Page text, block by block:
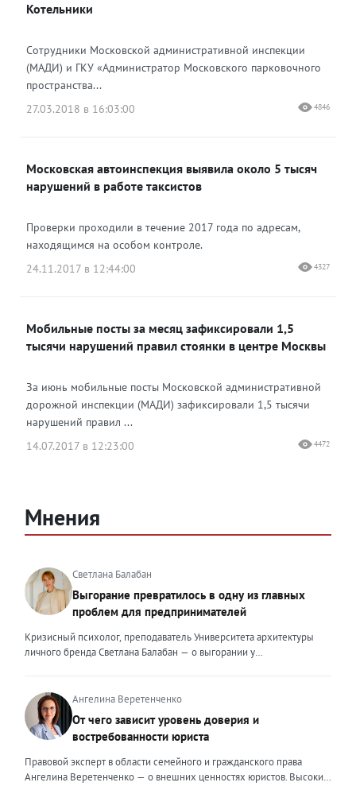
Котельники
Сотрудники Московской административной инспекции
(МАДИ) и ГКУ «Администратор Московского парковочного
пространства...
27.03.2018 в 16:03:00
4846
Московская автоинспекция выявила около 5 тысяч
нарушений в работе таксистов
Проверки проходили в течение 2017 года по адресам,
находящимся на особом контроле.
24.11.2017 в 12:44:00
4327
Мобильные посты за месяц зафиксировали 1,5
тысячи нарушений правил стоянки в центре Москвы
За июнь мобильные посты Московской административной
дорожной инспекции (МАДИ) зафиксировали 1,5 тысячи
нарушений правил ...
14.07.2017 в 12:23:00
4472
Мнения
Светлана Балабан
Выгорание превратилось в одну из главных
проблем для предпринимателей
Кризисный психолог, преподаватель Университета архитектуры
личного бренда Светлана Балабан — о выгорании у
проблемой, однако выгорание у предпринимателей заметно
отличается от выгорания у наёмных сотрудников. Наёмный
сотрудник может уйти на больничный или в отпуск, пожаловаться
на что-то начальству или сменить работу. Предприниматель — сам
себе начальник и основа системы. Если он устаёт, бизнес не встанет
на паузу, а просто начнёт разваливаться. У предпринимателей
Ангелина Веретенченко
От чего зависит уровень доверия и
востребованности юриста
Правовой эксперт в области семейного и гражданского права
Ангелина Веретенченко — о внешних ценностях юристов. Высокий